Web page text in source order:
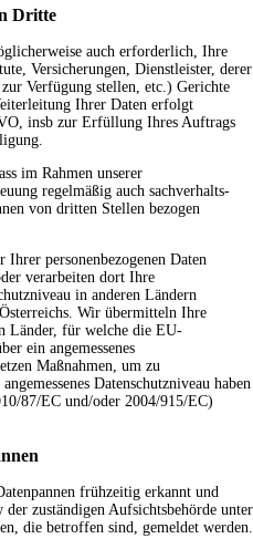
Dritte
auch erforderlich, Ihre
Versicherungen, Dienstleister, derer
Verfügung stellen, etc.) Gerichte
Ihrer Daten erfolgt
insb zur Erfüllung Ihres Auftrags
im Rahmen unserer
regelmäßig auch sachverhalts-
von dritten Stellen bezogen
Ihrer personenbezogenen Daten
verarbeiten dort Ihre
in anderen Ländern
Wir übermitteln Ihre
Länder, für welche die EU-
ein angemessenes
Maßnahmen, um zu
Datenschutzniveau haben
87/EC und/oder 2004/915/EC)
frühzeitig erkannt und
zuständigen Aufsichtsbehörde unter
die betroffen sind, gemeldet werden.